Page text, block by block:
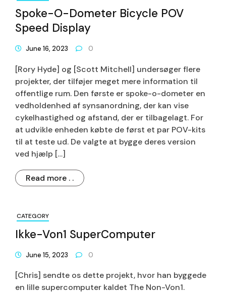
Spoke-O-Dometer Bicycle POV
Speed Display
June 16, 2023 0
[Rory Hyde] og [Scott Mitchell] undersøger flere
projekter, der tilføjer meget mere information til
offentlige rum. Den første er spoke-o-dometer en
vedholdenhed af synsanordning, der kan vise
cykelhastighed og afstand, der er tilbagelagt. For
at udvikle enheden købte de først et par POV-kits
til at teste ud. De valgte at bygge deres version
ved hjælp […]
Read more . .
CATEGORY
Ikke-Von1 SuperComputer
June 15, 2023 0
[Chris] sendte os dette projekt, hvor han byggede
en lille supercomputer kaldet The Non-Von1.